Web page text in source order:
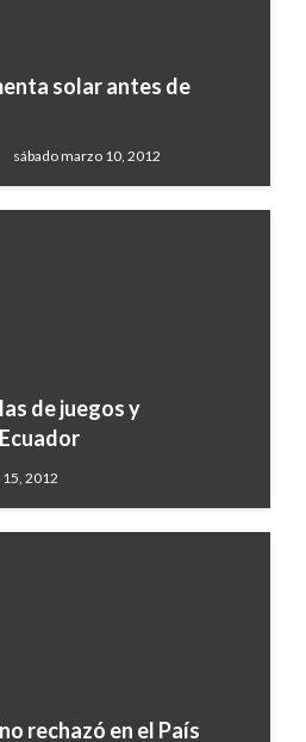
solar antes de
sábado marzo 10, 2012
de juegos y
2012
rechazó en el País